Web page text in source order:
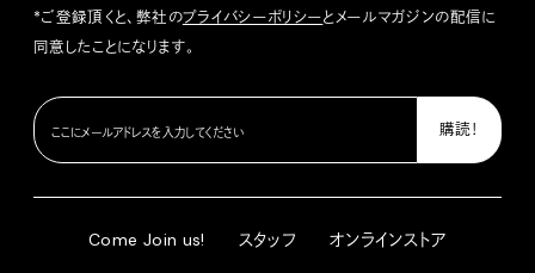
*ご登録頂くと、弊社のプライバシーポリシーとメールマガジンの配信に
同意したことになります。
Come Join us! スタッフ オンラインストア